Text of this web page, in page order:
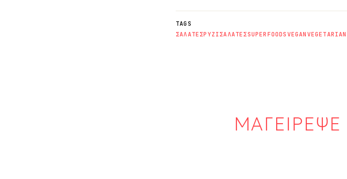
TAGS
ΣΑΛΑΤΕΣΡΥΖΙΣΑΛΑΤΕΣSUPERFOODSVEGANVEGETARIAN